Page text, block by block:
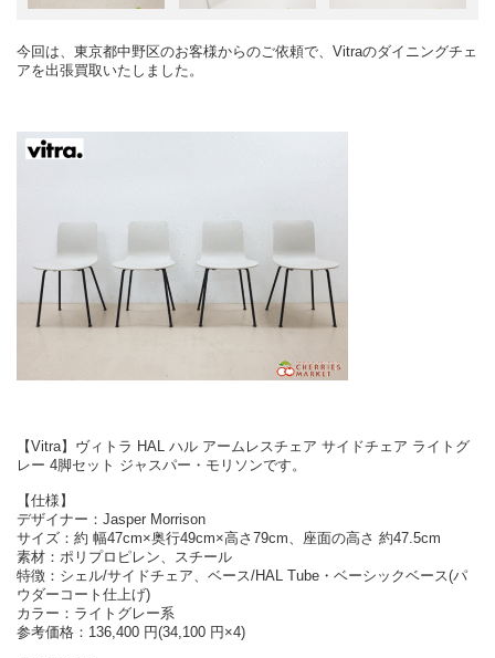
今回は、東京都中野区のお客様からのご依頼で、Vitraのダイニングチェ
アを出張買取いたしました。
【Vitra】ヴィトラ HAL ハル アームレスチェア サイドチェア ライトグ
レー 4脚セット ジャスパー・モリソンです。
【仕様】
デザイナー：Jasper Morrison
サイズ：約 幅47cm×奥行49cm×高さ79cm、座面の高さ 約47.5cm
素材：ポリプロピレン、スチール
特徴：シェル/サイドチェア、ベース/HAL Tube・ベーシックベース(パ
ウダーコート仕上げ)
カラー：ライトグレー系
参考価格：136,400 円(34,100 円×4)